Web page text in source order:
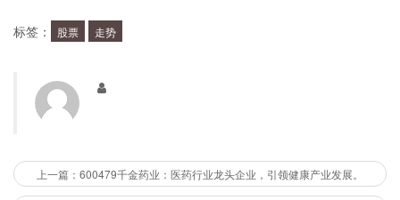
1. 适合哪种类型的投资者？
由于600480股票的走势相对平稳，不适合做短线
投资，而长线投资需要考虑公司的基本面和发展前
力的中长期投资者。
标签： 股票 走势
上一篇：600479千金药业：医药行业龙头企业，引领健康产业发展。